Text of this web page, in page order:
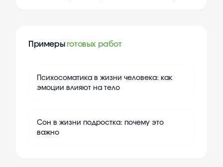
Примеры готовых работ
Психосоматика в жизни человека: как
эмоции влияют на тело
Сон в жизни подростка: почему это
важно